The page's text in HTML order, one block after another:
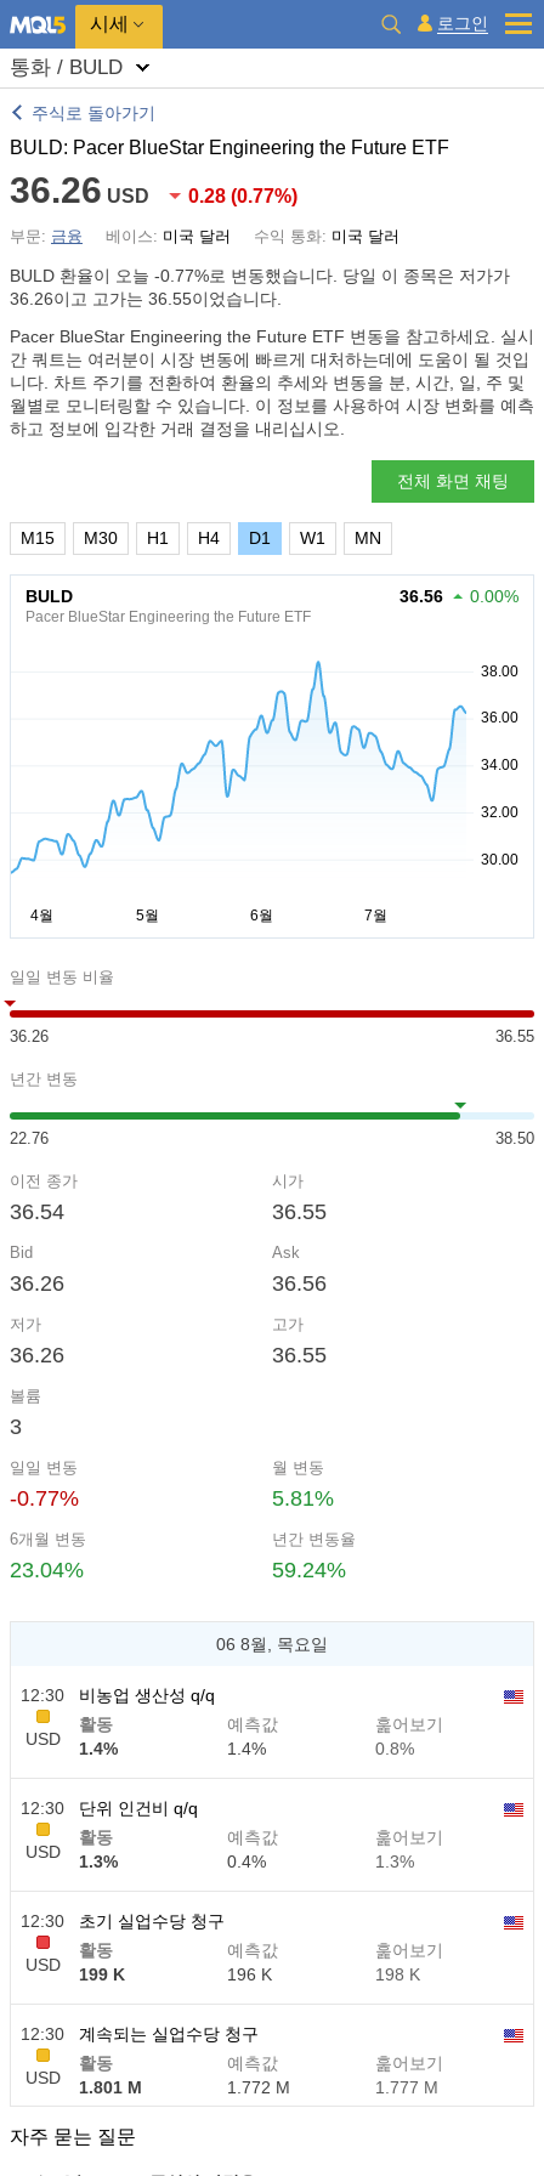
시세 로그인
통화 / BULD
주식로 돌아가기
BULD: Pacer BlueStar Engineering the Future ETF
36.26 USD 0.28 (0.77%)
부문: 금융 베이스: 미국 달러 수익 통화: 미국 달러
BULD 환율이 오늘 -0.77%로 변동했습니다. 당일 이 종목은 저가가
36.26이고 고가는 36.55이었습니다.
Pacer BlueStar Engineering the Future ETF 변동을 참고하세요. 실시
간 쿼트는 여러분이 시장 변동에 빠르게 대처하는데에 도움이 될 것입
니다. 차트 주기를 전환하여 환율의 추세와 변동을 분, 시간, 일, 주 및
월별로 모니터링할 수 있습니다. 이 정보를 사용하여 시장 변화를 예측
하고 정보에 입각한 거래 결정을 내리십시오.
전체 화면 채팅
M15 M30 H1 H4 D1 W1 MN
BULD
Pacer BlueStar Engineering the Future ETF
36.56 0.00%
일일 변동 비율
36.26 36.55
년간 변동
22.76 38.50
이전 종가
36.54
시가
36.55
Bid
36.26
Ask
36.56
저가
36.26
고가
36.55
볼륨
3
일일 변동
-0.77%
월 변동
5.81%
6개월 변동
23.04%
년간 변동율
59.24%
06 8월, 목요일
12:30
USD
비농업 생산성 q/q
활동
1.4%
예측값
1.4%
훑어보기
0.8%
12:30
USD
단위 인건비 q/q
활동
1.3%
예측값
0.4%
훑어보기
1.3%
12:30
USD
초기 실업수당 청구
활동
199 K
예측값
196 K
훑어보기
198 K
12:30
USD
계속되는 실업수당 청구
활동
1.801 M
예측값
1.772 M
훑어보기
1.777 M
자주 묻는 질문